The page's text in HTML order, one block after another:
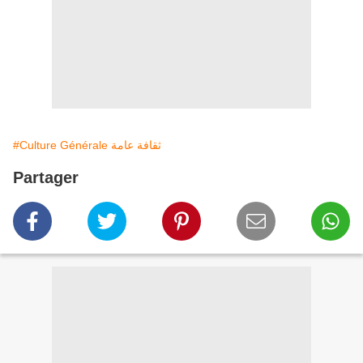
#Culture Générale ثقافة عامة
Partager